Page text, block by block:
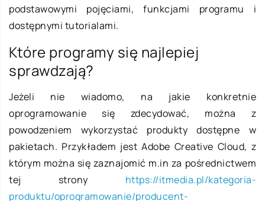
podstawowymi pojęciami, funkcjami programu i
dostępnymi tutorialami.
Które programy się najlepiej
sprawdzają?
Jeżeli nie wiadomo, na jakie konkretnie
oprogramowanie się zdecydować, można z
powodzeniem wykorzystać produkty dostępne w
pakietach. Przykładem jest Adobe Creative Cloud, z
którym można się zaznajomić m.in za pośrednictwem
tej strony https://itmedia.pl/kategoria-
produktu/oprogramowanie/producent-